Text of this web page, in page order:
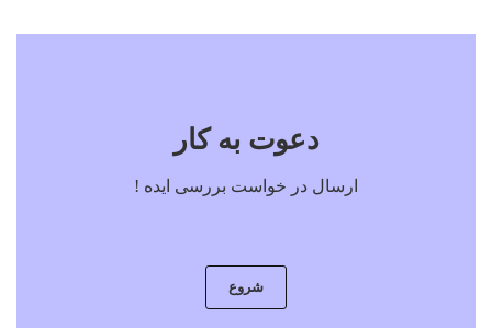
دعوت به کار
ارسال در خواست بررسی ایده !
شروع